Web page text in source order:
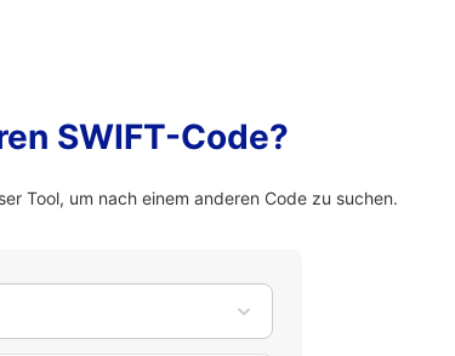
SWIFT-Code?
Tool, um nach einem anderen Code zu suchen.